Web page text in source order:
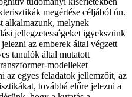
megértése céljából ún.
alkalmazunk, melynek
jellegzetességeket igyekszünk
az emberek által végzett
tanulók által mutatott
modelleket
az egyes feladatok jellemzőit, az
továbbá előre jelezni a